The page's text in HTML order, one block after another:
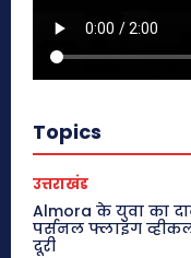
Topics
उत्तराखंड
Almora के युवा का
पर्सनल फ्लाइंग
दूरी